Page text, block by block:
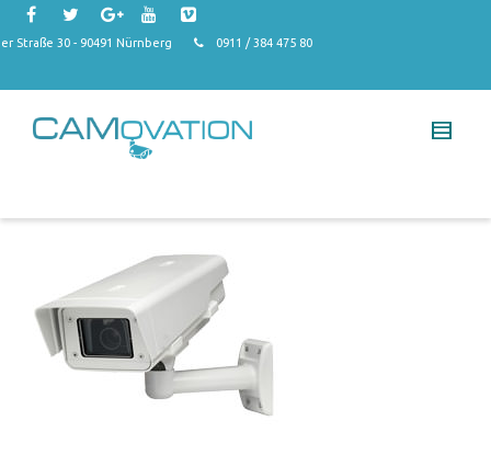
Straße 30 - 90491 Nürnberg 0911 / 384 475 80